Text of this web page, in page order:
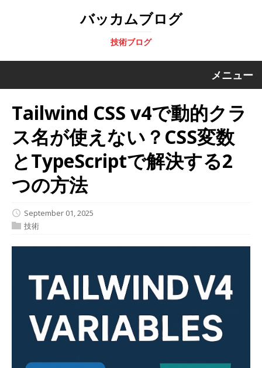
バッカムブログ
技術ブログ
メニュー
Tailwind CSS v4で動的クラ
ス名が使えない？CSS変数
とTypeScriptで解決する2
つの方法
September 01, 2025
技術